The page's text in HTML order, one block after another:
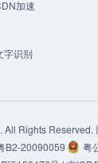
加速
字识别
All Rights Reserved.
B2-20090059
粤